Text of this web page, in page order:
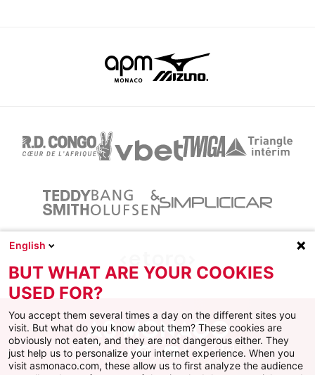
Facebook
X Instagram
YoutubeTikTokTwitch
English
BUT WHAT ARE YOUR COOKIES
USED FOR?
You accept them several times a day on the different sites you
visit. But what do you know about them? These cookies are
obviously not eaten, and they are not dangerous either. They
just help us to personalize your internet experience. When you
visit asmonaco.com, these allow us to first analyze the audience